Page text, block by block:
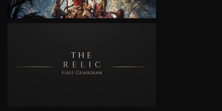
VIEW